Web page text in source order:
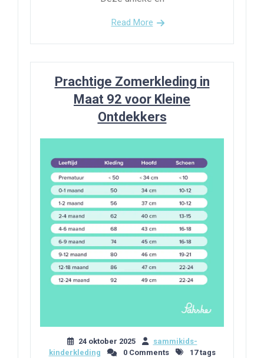
Read More
Prachtige Zomerkleding in
Maat 92 voor Kleine
Ontdekkers
24 oktober 2025
sammikids-
kinderkleding
0 Comments 17 tags